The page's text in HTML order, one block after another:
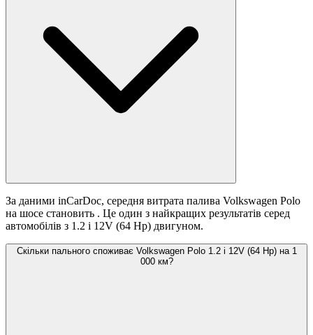
За даними inCarDoc, середня витрата палива Volkswagen Polo
на шосе становить . Це один з найкращих результатів серед
автомобілів з 1.2 i 12V (64 Hp) двигуном.
Скільки пального споживає Volkswagen Polo 1.2 i 12V (64 Hp) на 1
000 км?